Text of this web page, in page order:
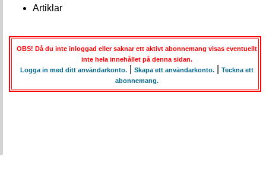
Artiklar
OBS! Då du inte inloggad eller saknar ett aktivt abonnemang visas eventuellt
inte hela innehållet på denna sidan.
Logga in med ditt användarkonto.| Skapa ett användarkonto.|
Teckna ett
abonnemang.